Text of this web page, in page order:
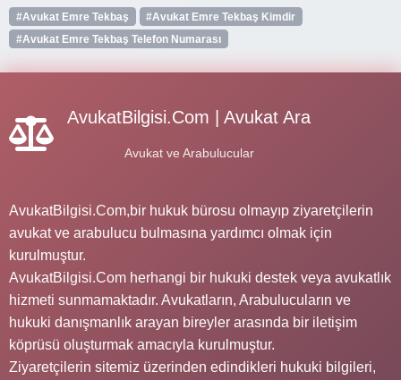
#Avukat Emre Tekbaş
#Avukat Emre Tekbaş Kimdir
#Avukat Emre Tekbaş Telefon Numarası
AvukatBilgisi.Com | Avukat Ara
Avukat ve Arabulucular
AvukatBilgisi.Com,bir hukuk bürosu olmayıp ziyaretçilerin
avukat ve arabulucu bulmasına yardımcı olmak için
kurulmuştur.
AvukatBilgisi.Com herhangi bir hukuki destek veya avukatlık
hizmeti sunmamaktadır. Avukatların, Arabulucuların ve
hukuki danışmanlık arayan bireyler arasında bir iletişim
köprüsü oluşturmak amacıyla kurulmuştur.
Ziyaretçilerin sitemiz üzerinden edindikleri hukuki bilgileri,